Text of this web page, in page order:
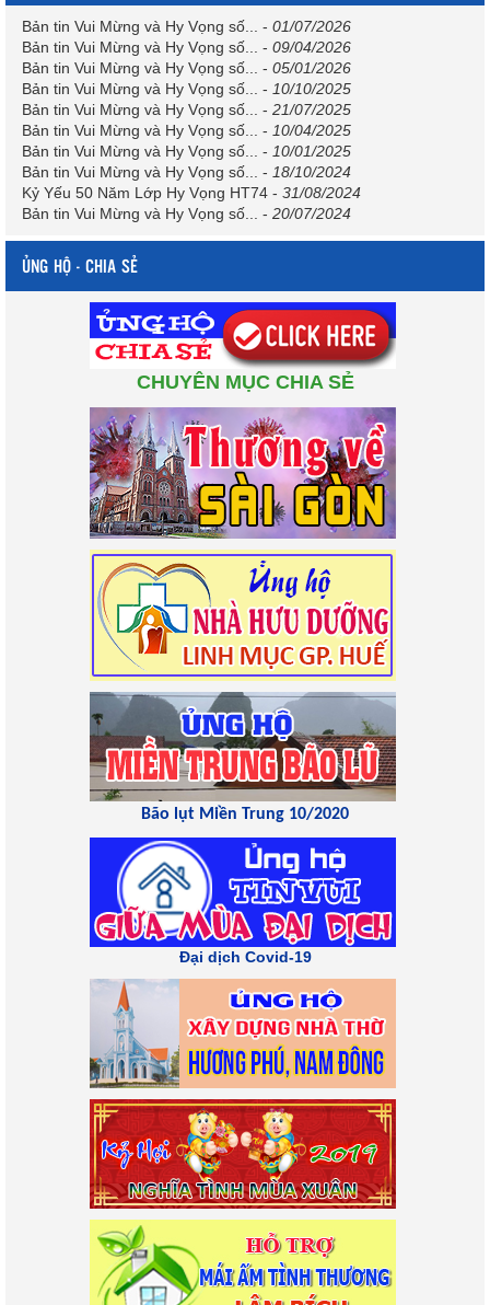
Bản tin Vui Mừng và Hy Vọng số... - 01/07/2026
Bản tin Vui Mừng và Hy Vọng số... - 09/04/2026
Bản tin Vui Mừng và Hy Vọng số... - 05/01/2026
Bản tin Vui Mừng và Hy Vọng số... - 10/10/2025
Bản tin Vui Mừng và Hy Vọng số... - 21/07/2025
Bản tin Vui Mừng và Hy Vọng số... - 10/04/2025
Bản tin Vui Mừng và Hy Vọng số... - 10/01/2025
Bản tin Vui Mừng và Hy Vọng số... - 18/10/2024
Kỷ Yếu 50 Năm Lớp Hy Vọng HT74 - 31/08/2024
Bản tin Vui Mừng và Hy Vọng số... - 20/07/2024
ỦNG HỘ - CHIA SẺ
CHUYÊN MỤC CHIA SẺ
Bão lụt Miền Trung 10/2020
Đại dịch Covid-19